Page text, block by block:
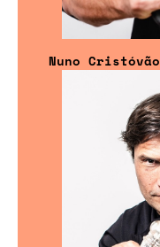
Nuno Cristóvão